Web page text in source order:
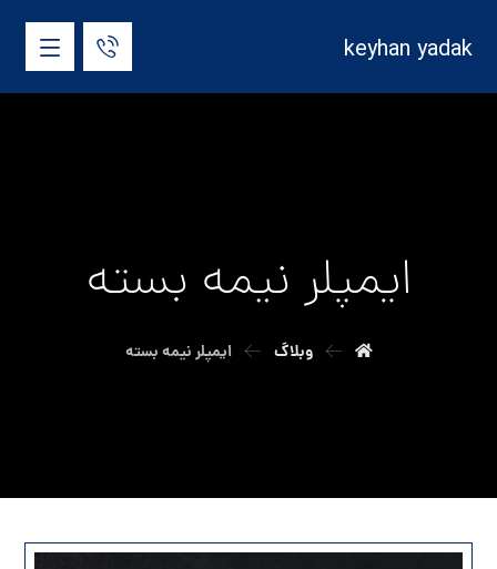
keyhan yadak
ایمپلر نیمه بسته
وبلاگ ایمپلر نیمه بسته